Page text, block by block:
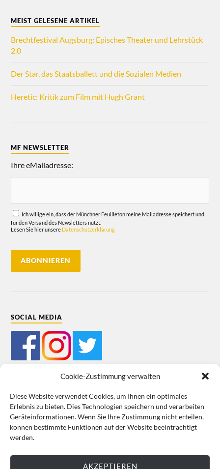
Cookie-Zustimmung verwalten
Diese Website verwendet Cookies, um Ihnen ein optimales
Erlebnis zu bieten. Dies Technologien speichern und verarbeiten
Geräteinformationen. Wenn Sie Ihre Zustimmung nicht erteilen,
können bestimmte Funktionen auf der Website beeinträchtigt
werden.
AKZEPTIEREN
MEIST GELESENE ARTIKEL
Brechtfestival Augsburg: Episches Theater und Lehrstück
2.0
Der Star, das Staatsballett und die Sozialen Medien
Heretic: Kritik zum Film mit Hugh Grant
MF NEWSLETTER
Ihre eMailadresse:
Ich willige ein, dass der Münchner Feuilleton meine Mailadresse speichert und
für den Versand des Newsletters nutzt.
Lesen Sie hier unsere Datenschutzerklärung
SOCIAL MEDIA
Mein Bestellkonto Kundeninformationen Datenschutz
Cookie-Richtlinie (EU) Impressum
VERTRAG WIDERRUFEN